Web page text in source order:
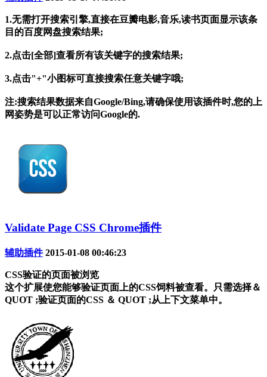
1.无需打开搜索引擎,直接在豆瓣电影,音乐,读书页面显示该条
目的百度网盘搜索结果;
2.点击[全部]查看所有该关键字的搜索结果;
3.点击"+"小图标可直接搜索任意关键字哦;
注:搜索结果数据来自Google/Bing,请确保使用该插件时,您的上
网姿势是可以正常访问Google的.
Validate Page CSS Chrome插件
辅助插件 2015-01-08 00:46:23
CSS验证的页面被浏览
这个扩展使您能够验证页面上的CSS饲料被查看。只需选择＆
QUOT ;验证页面的CSS ＆ QUOT ;从上下文菜单中。